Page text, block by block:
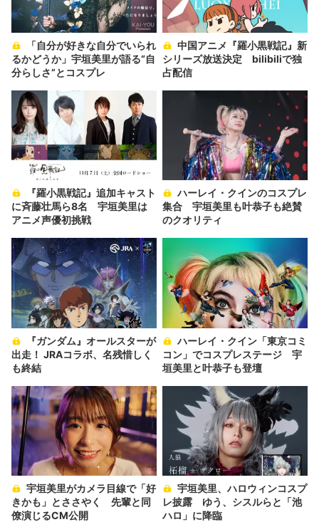
るかどうか」宇垣美里が語る“自
分らしさ”とコスプレ
シリーズ放送決定 bilibiliで独
占配信
に斉藤壮馬ら8名 宇垣美里は
アニメ声優初挑戦
ハーレイ・クインのコスプレ
集合 宇垣美里も叶恭子も絶賛
のクオリティ
出走！ JRAコラボ、名残惜しく
も終結
ハーレイ・クイン「東京コミ
コン」でコスプレステージ 宇
垣美里と叶恭子も登壇
きかも」とささやく 先輩と同
僚演じるCM公開
レ披露 ゆう、シスルらと「池
ハロ」に降臨